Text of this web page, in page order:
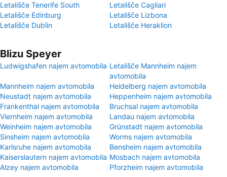
Letališče Tenerife South
Letališče Cagliari
Letališče Edinburg
Letališče Lizbona
Letališče Dublin
Letališče Heraklion
Blizu Speyer
Ludwigshafen najem avtomobila Letališče Mannheim najem
avtomobila
Mannheim najem avtomobila
Heidelberg najem avtomobila
Neustadt najem avtomobila
Heppenheim najem avtomobila
Frankenthal najem avtomobila
Bruchsal najem avtomobila
Viernheim najem avtomobila
Landau najem avtomobila
Weinheim najem avtomobila
Grünstadt najem avtomobila
Sinsheim najem avtomobila
Worms najem avtomobila
Karlsruhe najem avtomobila
Bensheim najem avtomobila
Kaiserslautern najem avtomobila Mosbach najem avtomobila
Alzey najem avtomobila
Pforzheim najem avtomobila